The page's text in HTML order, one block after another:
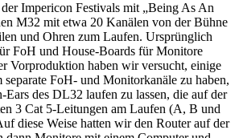
Impericon Festivals mit „Being As An
M32 mit etwa 20 Kanälen von der Bühne
und Ohren zum Laufen. Ursprünglich
FoH und House-Boards für Monitore
Vorproduktion haben wir versucht, einige
FoH- und Monitorkanäle zu haben,
Ears des DL32 laufen zu lassen, die auf der
3 Cat 5-Leitungen am Laufen (A, B und
diese Weise hatten wir den Router auf der